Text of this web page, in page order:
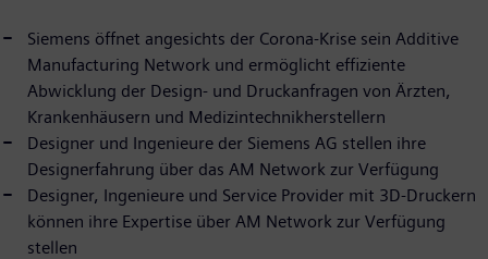
Siemens öffnet angesichts der Corona-Krise sein Additive
Manufacturing Network und ermöglicht effiziente
Abwicklung der Design- und Druckanfragen von Ärzten,
Krankenhäusern und Medizintechnikherstellern
Designer und Ingenieure der Siemens AG stellen ihre
Designerfahrung über das AM Network zur Verfügung
Designer, Ingenieure und Service Provider mit 3D-Druckern
können ihre Expertise über AM Network zur Verfügung
stellen